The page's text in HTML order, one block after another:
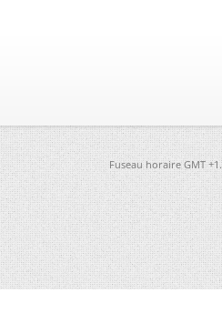
Fuseau horaire GMT